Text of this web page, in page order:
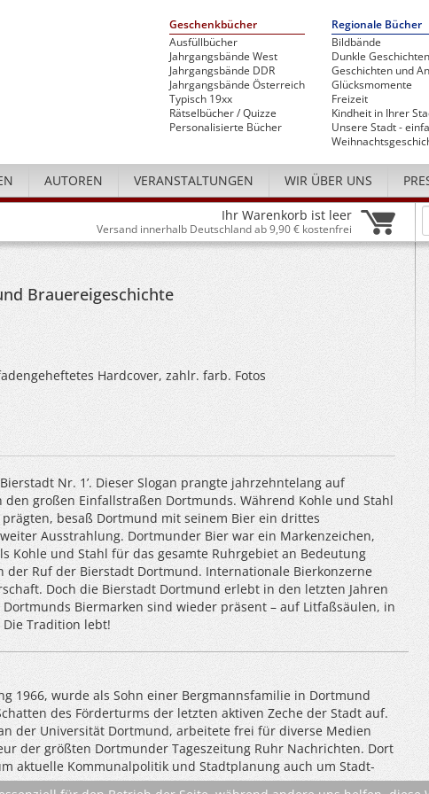
Geschenkbücher
Ausfüllbücher
Jahrgangsbände West
Jahrgangsbände DDR
Jahrgangsbände Österreich
Typisch 19xx
Rätselbücher / Quizze
Personalisierte Bücher
Regionale Bücher
Bildbände
Dunkle Geschichten
Geschichten und
Glücksmomente
Freizeit
Kindheit in Ihrer
Unsere Stadt -
AUTOREN VERANSTALTUNGEN WIR ÜBER UNS
Ihr Warenkorb ist leer
Versand innerhalb Deutschland ab 9,90 € kostenfrei
Brauereigeschichte
Hardcover, zahlr. farb. Fotos
Nr. 1’. Dieser Slogan prangte jahrzehntelang auf
großen Einfallstraßen Dortmunds. Während Kohle und Stahl
besaß Dortmund mit seinem Bier ein drittes
Ausstrahlung. Dortmunder Bier war ein Markenzeichen,
Kohle und Stahl für das gesamte Ruhrgebiet an Bedeutung
der Ruf der Bierstadt Dortmund. Internationale Bierkonzerne
Doch die Bierstadt Dortmund erlebt in den letzten Jahren
Dortmunds Biermarken sind wieder präsent – auf Litfaßsäulen, in
Tradition lebt!
1966, wurde als Sohn einer Bergmannsfamilie in Dortmund
des Förderturms der letzten aktiven Zeche der Stadt auf.
der Universität Dortmund, arbeitete frei für diverse Medien
der größten Dortmunder Tageszeitung Ruhr Nachrichten. Dort
aktuelle Kommunalpolitik und Stadtplanung auch um Stadt-